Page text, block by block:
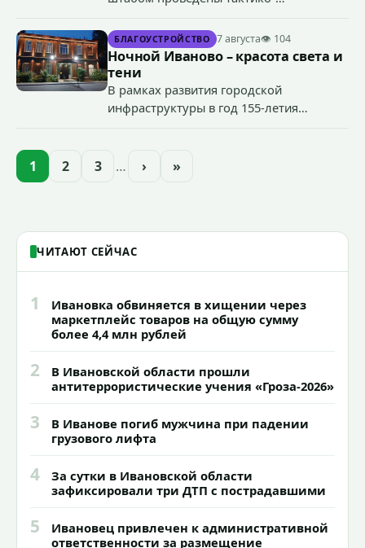
террористического акта на объекте
органов государственной власти.
«Гроза-2026».
БЛАГОУСТРОЙСТВО 7 августа👁 104
Ночной Иваново – красота света и
тени
В рамках развития городской
инфраструктуры в год 155-летия
проекта подсветки исторических
1 2 3 … › »
ЧИТАЮТ СЕЙЧАС
1
Ивановка обвиняется в хищении через
маркетплейс товаров на общую сумму
более 4,4 млн рублей
2
В Ивановской области прошли
антитеррористические учения «Гроза-2026»
3
В Иванове погиб мужчина при падении
грузового лифта
4
За сутки в Ивановской области
зафиксировали три ДТП с пострадавшими
5
Ивановец привлечен к административной
ответственности за размещение